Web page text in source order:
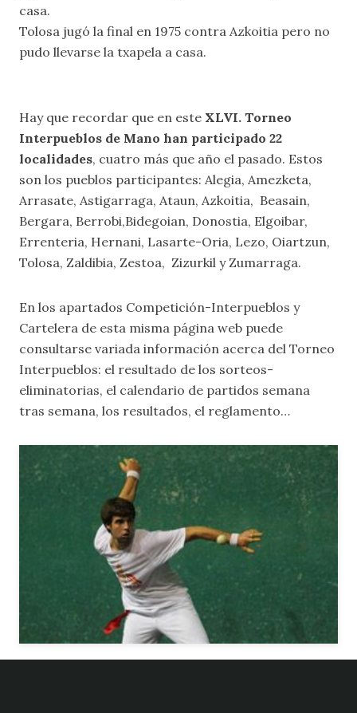
casa.
Tolosa jugó la final en 1975 contra Azkoitia pero no
pudo llevarse la txapela a casa.
Hay que recordar que en este XLVI. Torneo
Interpueblos de Mano han participado 22
localidades, cuatro más que año el pasado. Estos
son los pueblos participantes: Alegia, Amezketa,
Arrasate, Astigarraga, Ataun, Azkoitia, Beasain,
Bergara, Berrobi,Bidegoian, Donostia, Elgoibar,
Errenteria, Hernani, Lasarte-Oria, Lezo, Oiartzun,
Tolosa, Zaldibia, Zestoa, Zizurkil y Zumarraga.
En los apartados Competición-Interpueblos y
Cartelera de esta misma página web puede
consultarse variada información acerca del Torneo
Interpueblos: el resultado de los sorteos-
eliminatorias, el calendario de partidos semana
tras semana, los resultados, el reglamento…